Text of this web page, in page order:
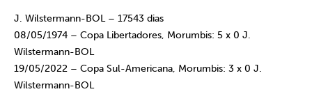
J. Wilstermann-BOL – 17543 dias
08/05/1974 – Copa Libertadores, Morumbis: 5 x 0 J.
Wilstermann-BOL
19/05/2022 – Copa Sul-Americana, Morumbis: 3 x 0 J.
Wilstermann-BOL